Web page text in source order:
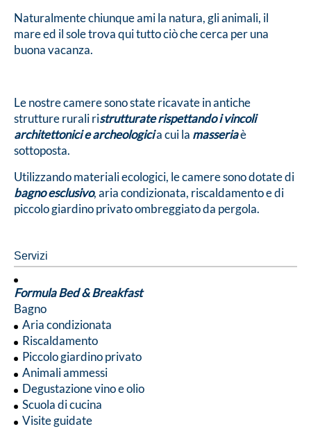
Naturalmente chiunque ami la natura, gli animali, il
mare ed il sole trova qui tutto ciò che cerca per una
buona vacanza.
Le nostre camere sono state ricavate in antiche
strutture rurali ristrutturate rispettando i vincoli
architettonici e archeologicia cui la masseriaè
sottoposta.
Utilizzando materiali ecologici, le camere sono dotate di
bagno esclusivo, aria condizionata, riscaldamento e di
piccolo giardino privato ombreggiato da pergola.
Servizi
Formula Bed & Breakfast
Bagno
Aria condizionata
Riscaldamento
Piccolo giardino privato
Animali ammessi
Degustazione vino e olio
Scuola di cucina
Visite guidate